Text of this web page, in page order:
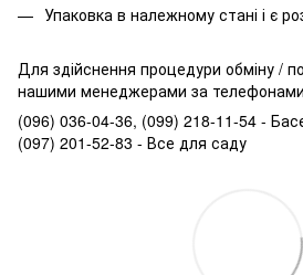
Упаковка в належному стані і є
Для здійснення процедури обміну /
нашими менеджерами за
(096) 036-04-36, (099) 218-11-54 -
(097) 201-52-83 - Все для саду